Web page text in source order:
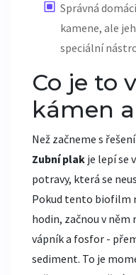
Správná
kamene, ale
speciální
Co je to
kámen
Než začneme s
Zubní plak je lepí se
potravy, která se
Pokud tento biofilm
hodin, začnou v
vápník a fosfor -
sediment. To je